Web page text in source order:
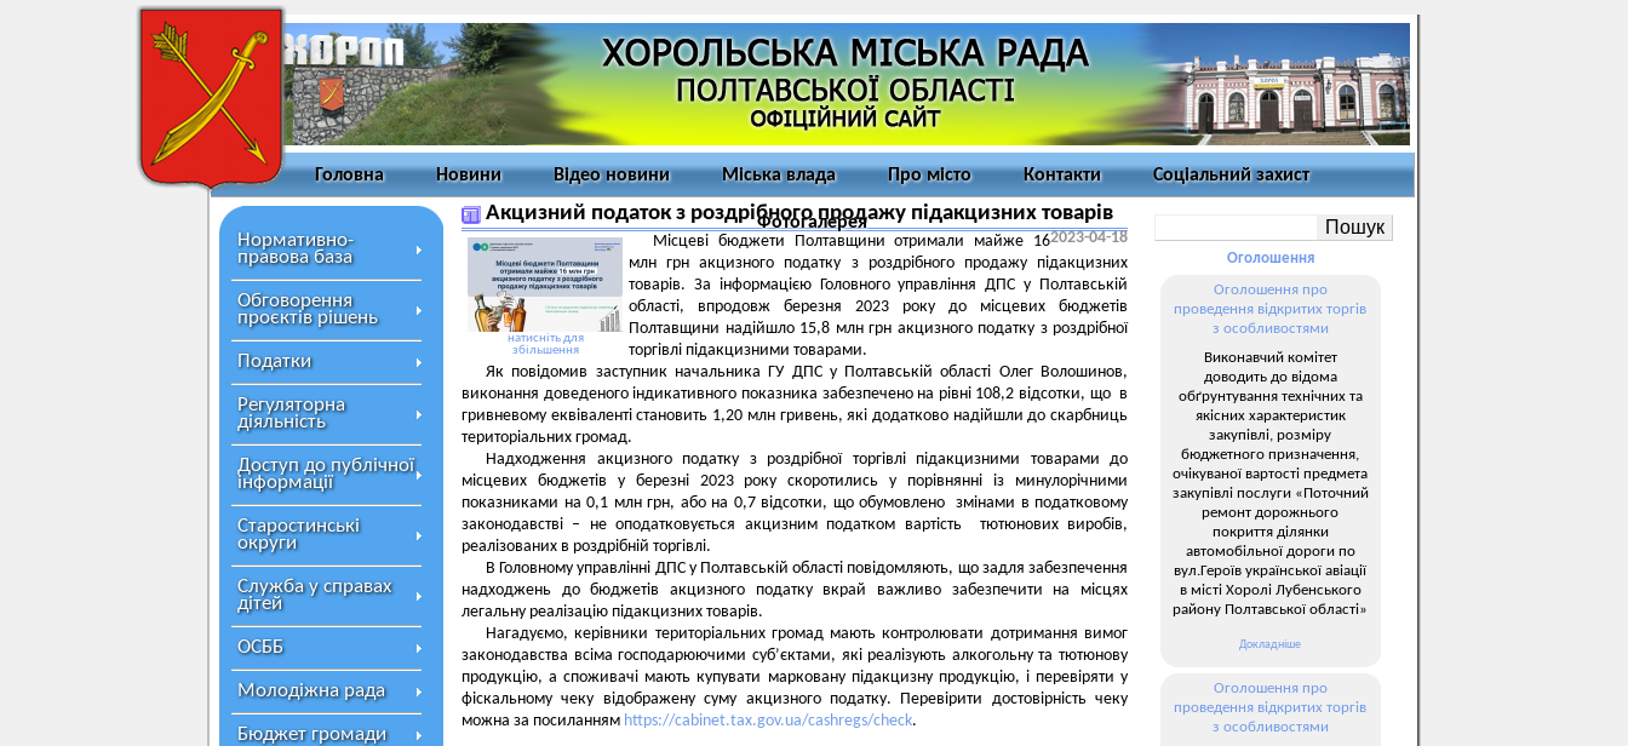
Головна Новини Відео новини Міська влада Про місто Контакти Соціальний захист
Фотогалерея
Нормативно-
правова база
Обговорення
проєктів рішень
Податки
Регуляторна
діяльність
Доступ до публічної
інформації
Старостинські
округи
Служба у справах
дітей
ОСББ
Молодіжна рада
Бюджет громади
Акцизний податок з роздрібного продажу підакцизних товарів
2023-04-18
натисніть для
збільшення
Місцеві бюджети Полтавщини отримали майже 16
млн грн акцизного податку з роздрібного продажу підакцизних
товарів. За інформацією Головного управління ДПС у Полтавській
області, впродовж березня 2023 року до місцевих бюджетів
Полтавщини надійшло 15,8 млн грн акцизного податку з роздрібної
торгівлі підакцизними товарами.
Як повідомив заступник начальника ГУ ДПС у Полтавській області Олег Волошинов,
виконання доведеного індикативного показника забезпечено на рівні 108,2 відсотки, що в
гривневому еквіваленті становить 1,20 млн гривень, які додатково надійшли до скарбниць
територіальних громад.
Надходження акцизного податку з роздрібної торгівлі підакцизними товарами до
місцевих бюджетів у березні 2023 року скоротились у порівнянні із минулорічними
показниками на 0,1 млн грн, або на 0,7 відсотки, що обумовлено змінами в податковому
законодавстві – не оподатковується акцизним податком вартість тютюнових виробів,
реалізованих в роздрібній торгівлі.
В Головному управлінні ДПС у Полтавській області повідомляють, що задля забезпечення
надходжень до бюджетів акцизного податку вкрай важливо забезпечити на місцях
легальну реалізацію підакцизних товарів.
Нагадуємо, керівники територіальних громад мають контролювати дотримання вимог
законодавства всіма господарюючими суб’єктами, які реалізують алкогольну та тютюнову
продукцію, а споживачі мають купувати марковану підакцизну продукцію, і перевіряти у
фіскальному чеку відображену суму акцизного податку. Перевірити достовірність чеку
можна за посиланням https://cabinet.tax.gov.ua/cashregs/check.
Оголошення
Оголошення про
проведення відкритих торгів
з особливостями
Виконавчий комітет
доводить до відома
обґрунтування технічних та
якісних характеристик
закупівлі, розміру
бюджетного призначення,
очікуваної вартості предмета
закупівлі послуги «Поточний
ремонт дорожнього
покриття ділянки
автомобільної дороги по
вул.Героїв української авіації
в місті Хоролі Лубенського
району Полтавської області»
Докладніше
Оголошення про
проведення відкритих торгів
з особливостями